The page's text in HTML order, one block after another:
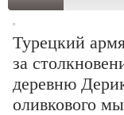
Турецкий
за
деревню
оливкового